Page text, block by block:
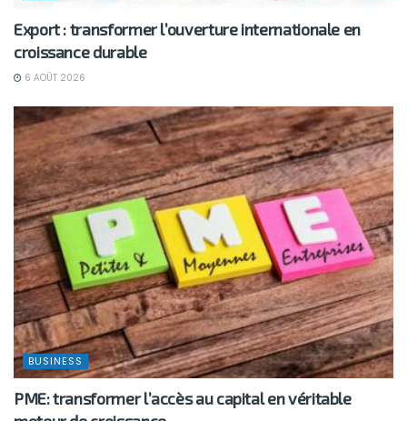
Export : transformer l’ouverture internationale en
croissance durable
6 AOÛT 2026
BUSINESS
PME: transformer l’accès au capital en véritable